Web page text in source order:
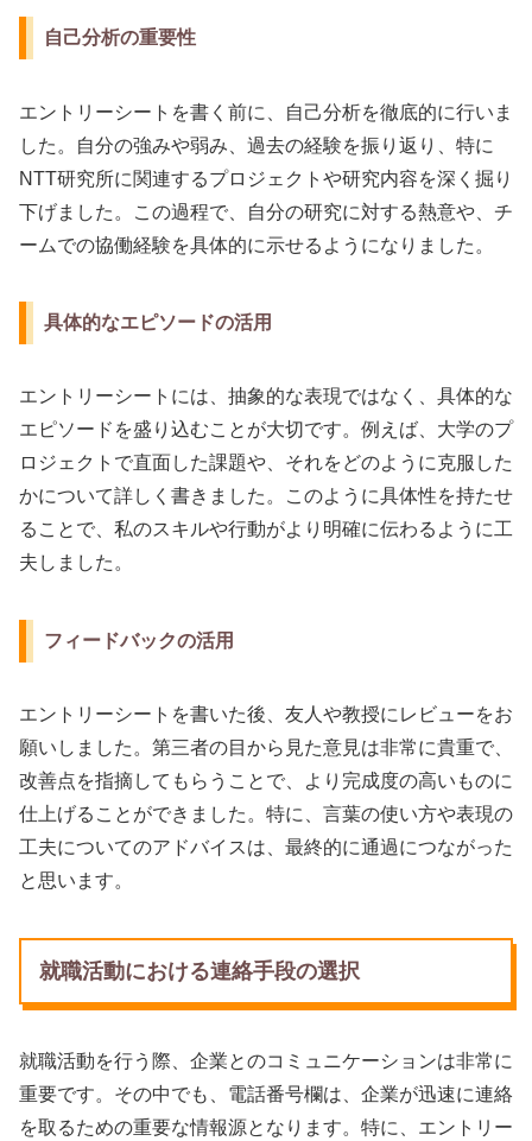
自己分析の重要性
エントリーシートを書く前に、自己分析を徹底的に行いま
した。自分の強みや弱み、過去の経験を振り返り、特に
NTT研究所に関連するプロジェクトや研究内容を深く掘り
下げました。この過程で、自分の研究に対する熱意や、チ
ームでの協働経験を具体的に示せるようになりました。
具体的なエピソードの活用
エントリーシートには、抽象的な表現ではなく、具体的な
エピソードを盛り込むことが大切です。例えば、大学のプ
ロジェクトで直面した課題や、それをどのように克服した
かについて詳しく書きました。このように具体性を持たせ
ることで、私のスキルや行動がより明確に伝わるように工
夫しました。
フィードバックの活用
エントリーシートを書いた後、友人や教授にレビューをお
願いしました。第三者の目から見た意見は非常に貴重で、
改善点を指摘してもらうことで、より完成度の高いものに
仕上げることができました。特に、言葉の使い方や表現の
工夫についてのアドバイスは、最終的に通過につながった
と思います。
就職活動における連絡手段の選択
就職活動を行う際、企業とのコミュニケーションは非常に
重要です。その中でも、電話番号欄は、企業が迅速に連絡
を取るための重要な情報源となります。特に、エントリー